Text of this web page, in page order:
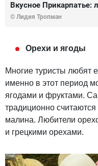
Вкусное
© Лидия Тропман
Орехи и ягоды
Многие туристы любят
именно в этот период
ягодами и фруктами.
традиционно
малина. Любители
и грецкими орехами.